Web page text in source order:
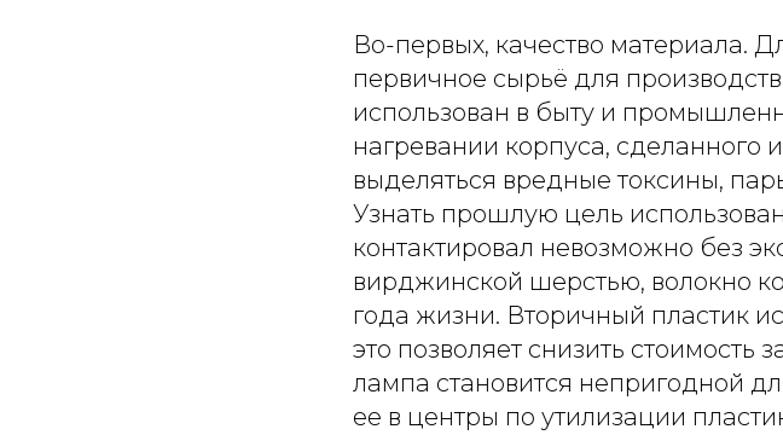
Во-первых, качество материала.
первичное сырьё для
использован в быту и
нагревании корпуса, сделанного
выделяться вредные токсины,
Узнать прошлую цель
контактировал невозможно без
вирджинской шерстью, волокно
года жизни. Вторичный пластик
это позволяет снизить стоимость
лампа становится непригодной
ее в центры по утилизации